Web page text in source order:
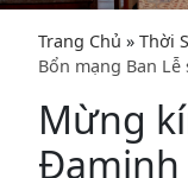
Trang Chủ » Thời
Bổn mạng Ban Lễ
Mừng
Đaminh